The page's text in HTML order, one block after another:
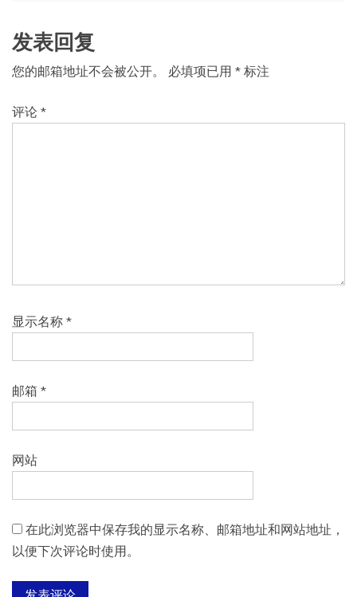
发表回复
您的邮箱地址不会被公开。 必填项已用 * 标注
评论 *
显示名称 *
邮箱 *
网站
在此浏览器中保存我的显示名称、邮箱地址和网站地址，
以便下次评论时使用。